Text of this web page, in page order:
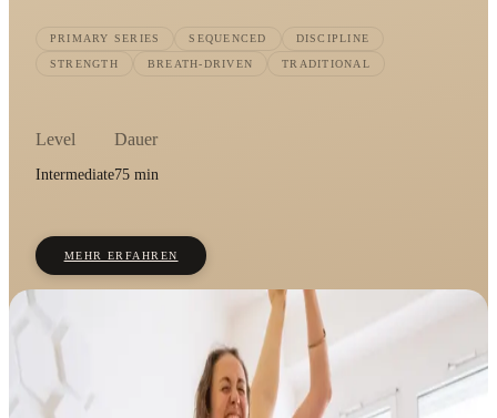
PRIMARY SERIES SEQUENCED DISCIPLINE
STRENGTH BREATH-DRIVEN TRADITIONAL
Level
Intermediate
Dauer
75 min
MEHR ERFAHREN